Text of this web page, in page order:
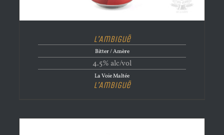
L’Ambiguë
Bitter / Amère
4.5% alc/vol
La Voie Maltée
L’Ambiguë